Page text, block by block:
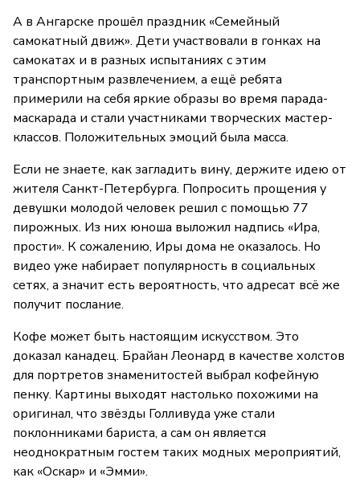
А в Ангарске прошёл праздник «Семейный
самокатный движ». Дети участвовали в гонках на
самокатах и в разных испытаниях с этим
транспортным развлечением, а ещё ребята
примерили на себя яркие образы во время парада-
маскарада и стали участниками творческих мастер-
классов. Положительных эмоций была масса.
Если не знаете, как загладить вину, держите идею от
жителя Санкт-Петербурга. Попросить прощения у
девушки молодой человек решил с помощью 77
пирожных. Из них юноша выложил надпись «Ира,
прости». К сожалению, Иры дома не оказалось. Но
видео уже набирает популярность в социальных
сетях, а значит есть вероятность, что адресат всё же
получит послание.
Кофе может быть настоящим искусством. Это
доказал канадец. Брайан Леонард в качестве холстов
для портретов знаменитостей выбрал кофейную
пенку. Картины выходят настолько похожими на
оригинал, что звёзды Голливуда уже стали
поклонниками бариста, а сам он является
неоднократным гостем таких модных мероприятий,
как «Оскар» и «Эмми».